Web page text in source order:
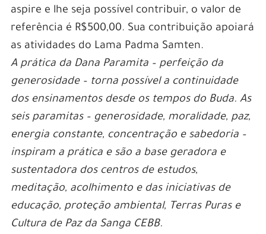
aspire e lhe seja possível contribuir, o valor de
referência é R$500,00. Sua contribuição apoiará
as atividades do Lama Padma Samten.
A prática da Dana Paramita – perfeição da
generosidade – torna possível a continuidade
dos ensinamentos desde os tempos do Buda. As
seis paramitas – generosidade, moralidade, paz,
energia constante, concentração e sabedoria –
inspiram a prática e são a base geradora e
sustentadora dos centros de estudos,
meditação, acolhimento e das iniciativas de
educação, proteção ambiental, Terras Puras e
Cultura de Paz da Sanga CEBB.